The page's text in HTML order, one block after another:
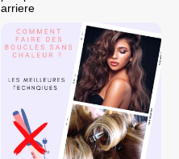
arriere